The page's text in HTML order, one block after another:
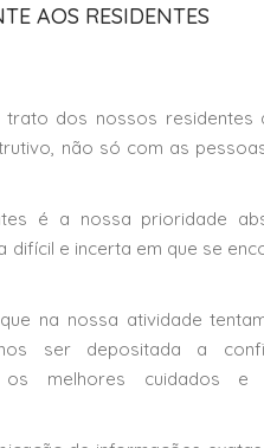
AOS RESIDENTES
dos nossos residentes
não só com as
é a nossa prioridade
difícil e incerta em que se
na nossa atividade
ser depositada a
melhores cuidados e